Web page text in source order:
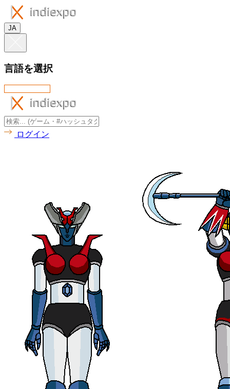
JA
言語を選択
ログイン